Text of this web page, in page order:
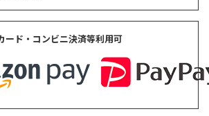
ード・コンビニ決済等利用可